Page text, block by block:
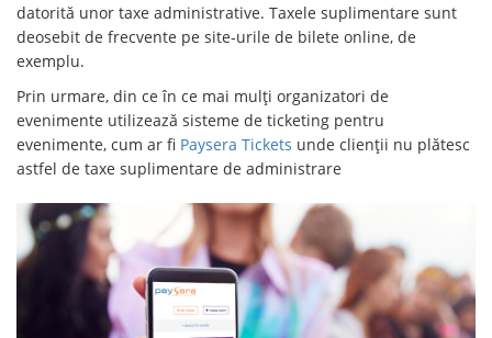
datorită unor taxe administrative. Taxele suplimentare sunt
deosebit de frecvente pe site-urile de bilete online, de
exemplu.
Prin urmare, din ce în ce mai mulți organizatori de
evenimente utilizează sisteme de ticketing pentru
evenimente, cum ar fi Paysera Tickets unde clienții nu plătesc
astfel de taxe suplimentare de administrare